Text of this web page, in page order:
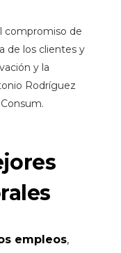
compromiso de
de los clientes y
y la
Rodríguez
empleos,